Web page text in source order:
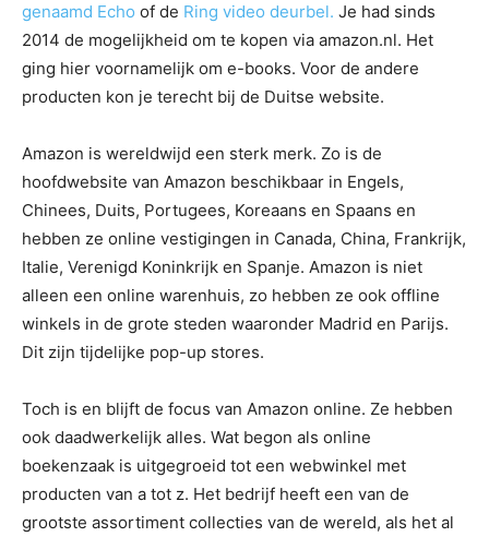
genaamd Echo of de Ring video deurbel. Je had sinds
2014 de mogelijkheid om te kopen via amazon.nl. Het
ging hier voornamelijk om e-books. Voor de andere
producten kon je terecht bij de Duitse website.
Amazon is wereldwijd een sterk merk. Zo is de
hoofdwebsite van Amazon beschikbaar in Engels,
Chinees, Duits, Portugees, Koreaans en Spaans en
hebben ze online vestigingen in Canada, China, Frankrijk,
Italie, Verenigd Koninkrijk en Spanje. Amazon is niet
alleen een online warenhuis, zo hebben ze ook offline
winkels in de grote steden waaronder Madrid en Parijs.
Dit zijn tijdelijke pop-up stores.
Toch is en blijft de focus van Amazon online. Ze hebben
ook daadwerkelijk alles. Wat begon als online
boekenzaak is uitgegroeid tot een webwinkel met
producten van a tot z. Het bedrijf heeft een van de
grootste assortiment collecties van de wereld, als het al